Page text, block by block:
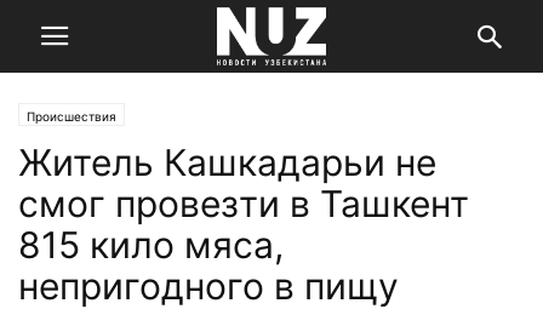
Происшествия
Житель Кашкадарьи не
смог провезти в Ташкент
815 кило мяса,
непригодного в пищу